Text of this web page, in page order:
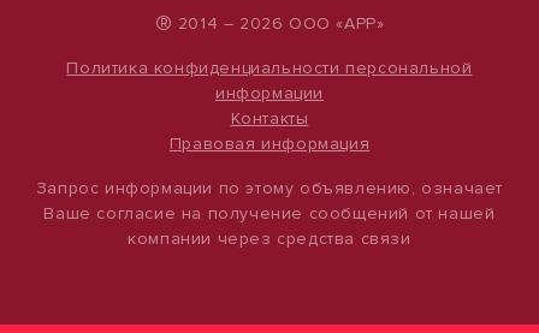
® 2014 – 2026 ООО «АРР»
Политика конфиденциальности персональной
информации
Контакты
Правовая информация
Запрос информации по этому объявлению, означает
Ваше согласие на получение сообщений от нашей
компании через средства связи